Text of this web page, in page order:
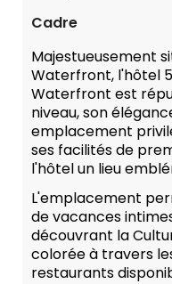
Cadre
Majestueusement
Waterfront, l'hôtel
Waterfront est
niveau, son
emplacement
ses facilités de
l'hôtel un lieu
L'emplacement
de vacances
découvrant la
colorée à travers
restaurants